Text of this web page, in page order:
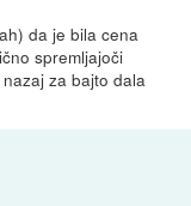
da je bila cena
spremljajoči
za bajto dala